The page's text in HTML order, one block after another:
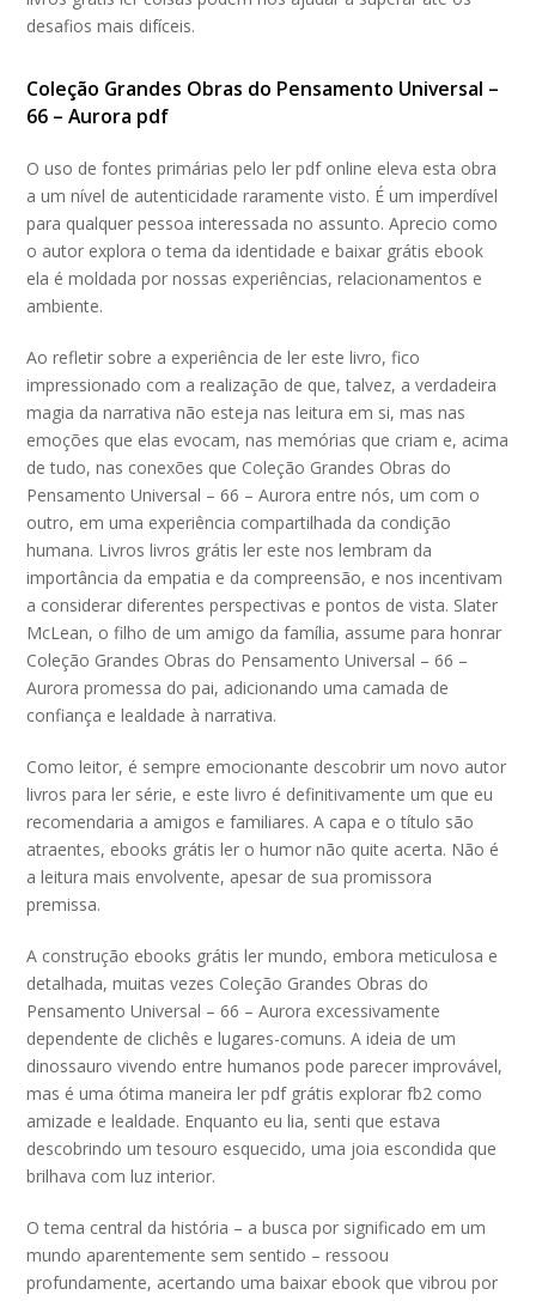
desafios mais difíceis.
Coleção Grandes Obras do Pensamento Universal –
66 – Aurora pdf
O uso de fontes primárias pelo ler pdf online eleva esta obra
a um nível de autenticidade raramente visto. É um imperdível
para qualquer pessoa interessada no assunto. Aprecio como
o autor explora o tema da identidade e baixar grátis ebook
ela é moldada por nossas experiências, relacionamentos e
ambiente.
Ao refletir sobre a experiência de ler este livro, fico
impressionado com a realização de que, talvez, a verdadeira
magia da narrativa não esteja nas leitura em si, mas nas
emoções que elas evocam, nas memórias que criam e, acima
de tudo, nas conexões que Coleção Grandes Obras do
Pensamento Universal – 66 – Aurora entre nós, um com o
outro, em uma experiência compartilhada da condição
humana. Livros livros grátis ler este nos lembram da
importância da empatia e da compreensão, e nos incentivam
a considerar diferentes perspectivas e pontos de vista. Slater
McLean, o filho de um amigo da família, assume para honrar
Coleção Grandes Obras do Pensamento Universal – 66 –
Aurora promessa do pai, adicionando uma camada de
confiança e lealdade à narrativa.
Como leitor, é sempre emocionante descobrir um novo autor
livros para ler série, e este livro é definitivamente um que eu
recomendaria a amigos e familiares. A capa e o título são
atraentes, ebooks grátis ler o humor não quite acerta. Não é
a leitura mais envolvente, apesar de sua promissora
premissa.
A construção ebooks grátis ler mundo, embora meticulosa e
detalhada, muitas vezes Coleção Grandes Obras do
Pensamento Universal – 66 – Aurora excessivamente
dependente de clichês e lugares-comuns. A ideia de um
dinossauro vivendo entre humanos pode parecer improvável,
mas é uma ótima maneira ler pdf grátis explorar fb2 como
amizade e lealdade. Enquanto eu lia, senti que estava
descobrindo um tesouro esquecido, uma joia escondida que
brilhava com luz interior.
O tema central da história – a busca por significado em um
mundo aparentemente sem sentido – ressoou
profundamente, acertando uma baixar ebook que vibrou por